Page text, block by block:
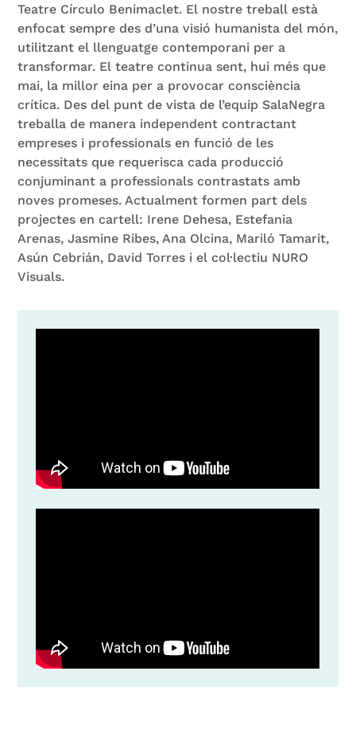
Teatre Círculo Benimaclet. El nostre treball està
enfocat sempre des d’una visió humanista del món,
utilitzant el llenguatge contemporani per a
transformar. El teatre continua sent, hui més que
mai, la millor eina per a provocar consciència
crítica. Des del punt de vista de l’equip SalaNegra
treballa de manera independent contractant
empreses i professionals en funció de les
necessitats que requerisca cada producció
conjuminant a professionals contrastats amb
noves promeses. Actualment formen part dels
projectes en cartell: Irene Dehesa, Estefania
Arenas, Jasmine Ribes, Ana Olcina, Mariló Tamarit,
Asún Cebrián, David Torres i el col·lectiu NURO
Visuals.